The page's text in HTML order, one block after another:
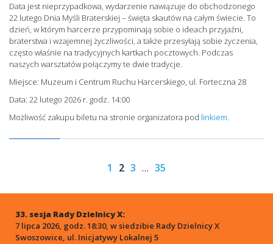
Data jest nieprzypadkowa, wydarzenie nawiązuje do obchodzonego
22 lutego Dnia Myśli Braterskiej – święta skautów na całym świecie. To
dzień, w którym harcerze przypominają sobie o ideach przyjaźni,
braterstwa i wzajemnej życzliwości, a także przesyłają sobie życzenia,
często właśnie na tradycyjnych kartkach pocztowych. Podczas
naszych warsztatów połączymy te dwie tradycje.
Miejsce: Muzeum i Centrum Ruchu Harcerskiego, ul. Forteczna 28
Data: 22 lutego 2026 r. godz. 14:00
Możliwość zakupu biletu na stronie organizatora pod linkiem.
1 2 3 … 35
33. sesja Rady Dzielnicy X:
7 lipca 2026, godz. 18:30, w siedzibie Rady Dzielnicy X
Swoszowice, ul. Inicjatywy Lokalnej 5